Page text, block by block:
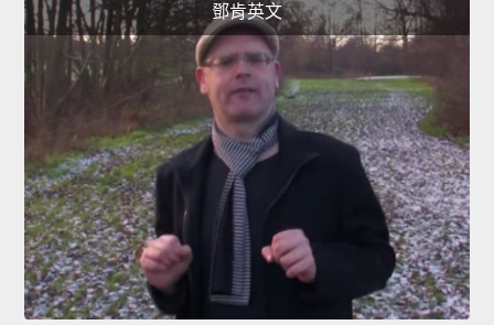
鄧肯英文